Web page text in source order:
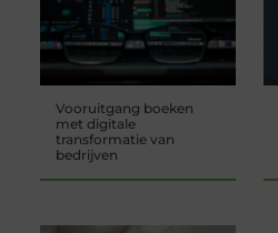
Vooruitgang boeken
met digitale
transformatie van
bedrijven